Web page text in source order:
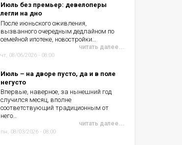
Июль без премьер: девелоперы
легли на дно
После июньского оживления,
вызванного очередным дедлайном по
семейной ипотеке, новостройки…
читать далее...
чт, 08/06/2026 - 08:00
Июль – на дворе пусто, да и в поле
негусто
Впервые, наверное, за нынешний год
случился месяц, вполне
соответствующий традиционным от
него…
читать далее...
пн, 08/03/2026 - 08:00